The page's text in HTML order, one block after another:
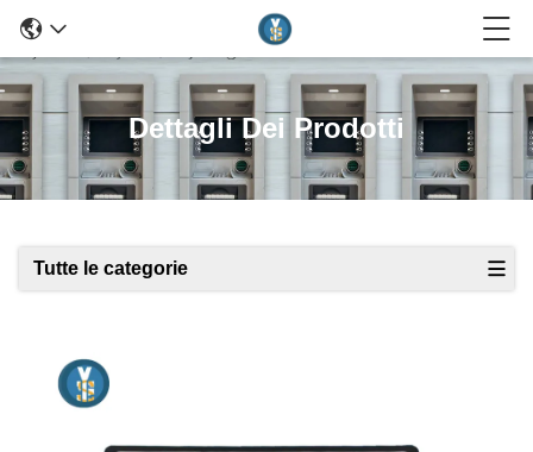
Dettagli Dei Prodotti
Tutte le categorie